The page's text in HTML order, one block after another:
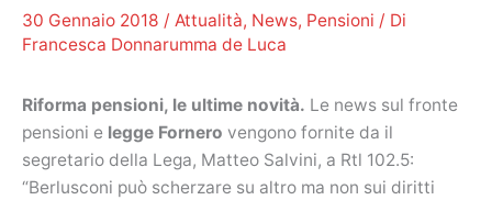
30 Gennaio 2018 / Attualità, News, Pensioni / Di
Francesca Donnarumma de Luca
Riforma pensioni, le ultime novità. Le news sul fronte
pensioni e legge Fornero vengono fornite da il
segretario della Lega, Matteo Salvini, a Rtl 102.5:
“Berlusconi può scherzare su altro ma non sui diritti